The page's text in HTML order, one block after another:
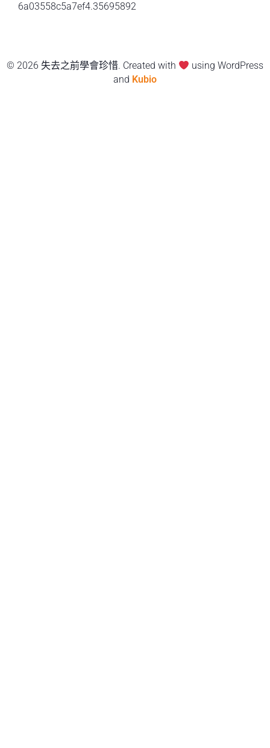
6a03558c5a7ef4.35695892
© 2026 失去之前學會珍惜. Created with
using WordPress
and Kubio